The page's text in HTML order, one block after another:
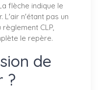
flèche indique le
L'air n'étant pas un
CLP,
le repère.
de
?